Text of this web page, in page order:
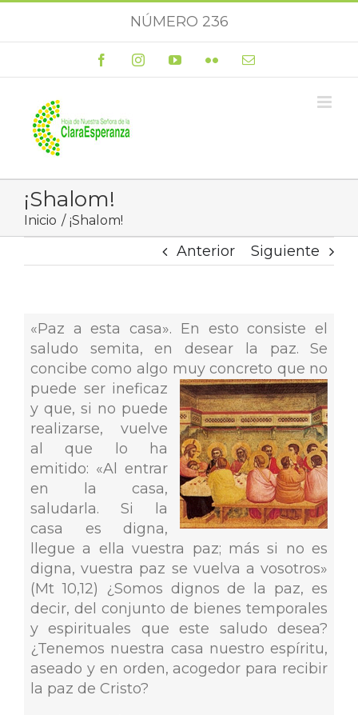
NÚMERO 236
FacebookInstagramYouTubeFlickr Correo
¡Shalom!
Inicio ¡Shalom!
Anterior Siguiente
«Paz a esta casa». En esto consiste el
saludo semita, en desear la paz. Se
concibe como algo muy concreto que no
puede ser ineficaz
y que, si no puede
realizarse, vuelve
al que lo ha
emitido: «Al entrar
en la casa,
saludarla. Si la
casa es digna,
llegue a ella vuestra paz; más si no es
digna, vuestra paz se vuelva a vosotros»
(Mt 10,12) ¿Somos dignos de la paz, es
decir, del conjunto de bienes temporales
y espirituales que este saludo desea?
¿Tenemos nuestra casa nuestro espíritu,
aseado y en orden, acogedor para recibir
la paz de Cristo?